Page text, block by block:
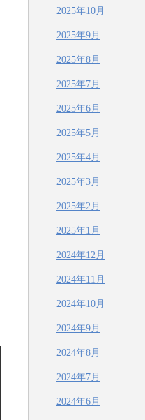
2025年10月
2025年9月
2025年8月
2025年7月
2025年6月
2025年5月
2025年4月
2025年3月
2025年2月
2025年1月
2024年12月
2024年11月
2024年10月
2024年9月
2024年8月
2024年7月
2024年6月